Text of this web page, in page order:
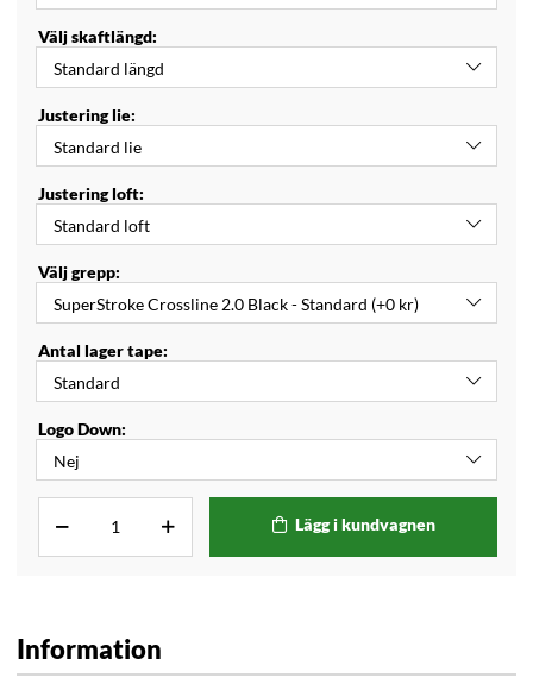
Välj skaftlängd:
Justering lie:
Justering loft:
Välj grepp:
Antal lager tape:
Logo Down:
Lägg i kundvagnen
Information